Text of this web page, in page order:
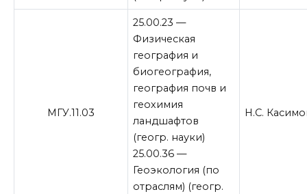
МГУ.11.03
25.00.23 —
Физическая
география и
биогеография,
география почв и
геохимия
ландшафтов
(геогр. науки)
25.00.36 —
Геоэкология (по
отраслям) (геогр.
Н.С.